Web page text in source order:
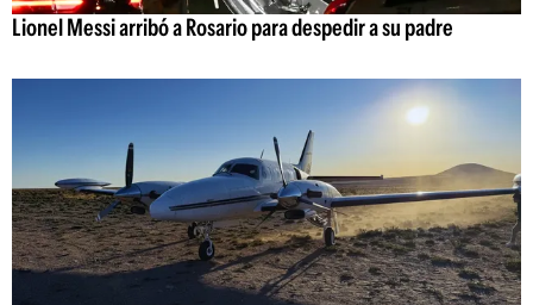
Lionel Messi arribó a Rosario para despedir a su padre